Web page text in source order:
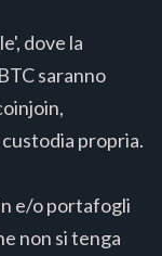
dove la
saranno
propria.
e/o portafogli
non si tenga